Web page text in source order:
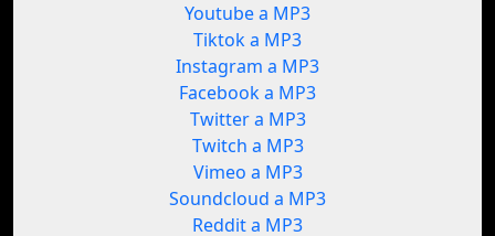
Youtube a MP3
Tiktok a MP3
Instagram a MP3
Facebook a MP3
Twitter a MP3
Twitch a MP3
Vimeo a MP3
Soundcloud a MP3
Reddit a MP3